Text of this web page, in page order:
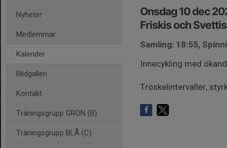
Nyheter
Medlemmar
Kalender
Bildgalleri
Kontakt
Träningsgrupp GRÖN (B)
Träningsgrupp BLÅ (C)
Onsdag 10 dec
Friskis och
Samling: 18:55,
Innecykling med
Tröskelintervaller,